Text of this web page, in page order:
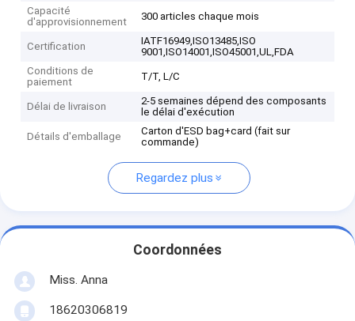
Capacité
d'approvisionnement
300 articles chaque mois
Certification
IATF16949,ISO13485,ISO
9001,ISO14001,ISO45001,UL,FDA
Conditions de
paiement
T/T, L/C
Délai de livraison
2-5 semaines dépend des composants
le délai d'exécution
Détails d'emballage
Carton d'ESD bag+card (fait sur
commande)
Regardez plus
Coordonnées
Miss. Anna
18620306819